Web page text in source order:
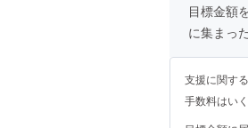
ていったという
るからとなって呆
目標金額
に集まっ
支援に関す
手数料はい